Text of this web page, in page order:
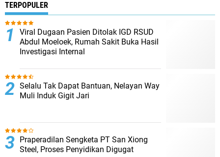
TERPOPULER
Viral Dugaan Pasien Ditolak IGD RSUD
Abdul Moeloek, Rumah Sakit Buka Hasil
Investigasi Internal
Selalu Tak Dapat Bantuan, Nelayan Way
Muli Induk Gigit Jari
Praperadilan Sengketa PT San Xiong
Steel, Proses Penyidikan Digugat